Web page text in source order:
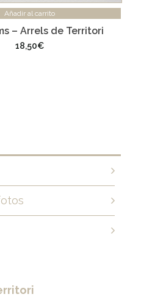
Añadir al carrito
– Arrels de Territori
18,50€